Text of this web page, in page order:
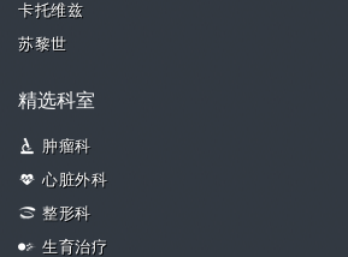
卡托维兹
苏黎世
精选科室
肿瘤科
心脏外科
整形科
生育治疗